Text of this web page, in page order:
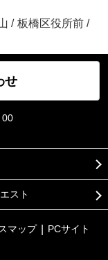
/ 板橋区役所前 /
せ
00
スト
マップ PCサイト